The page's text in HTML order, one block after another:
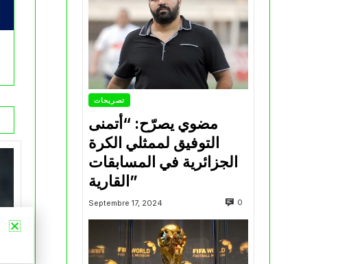
تصريحات
مضوي يصرّح: “أتمنى
التوفيق لممثلي الكرة
الجزائرية في المسابقات
القارية”
Septembre 17, 2024 0